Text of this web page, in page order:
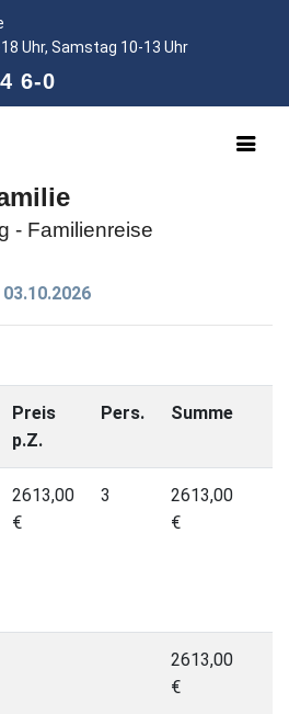
Uhr, Samstag 10-13 Uhr
6-0
- Familienreise
Preis
p.Z.
Pers. Summe
2613,00
€
3
2613,00
€
2613,00
€